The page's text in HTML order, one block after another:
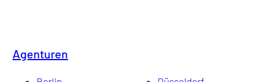
Agenturen